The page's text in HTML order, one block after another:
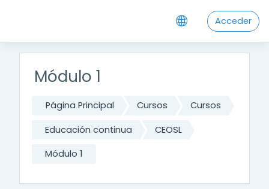
Acceder
Módulo 1
Página Principal Cursos Cursos
Educación continua CEOSL
Módulo 1